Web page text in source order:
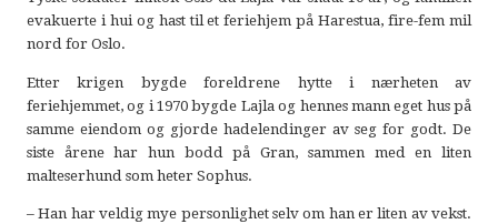
evakuerte i hui og hast til et feriehjem på Harestua, fire-fem mil
nord for Oslo.
Etter krigen bygde foreldrene hytte i nærheten av
feriehjemmet, og i 1970 bygde Lajla og hennes mann eget hus på
samme eiendom og gjorde hadelendinger av seg for godt. De
siste årene har hun bodd på Gran, sammen med en liten
malteserhund som heter Sophus.
– Han har veldig mye personlighet selv om han er liten av vekst.